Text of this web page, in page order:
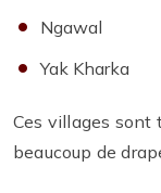
Ngawal
Yak Kharka
Ces villages sont
beaucoup de